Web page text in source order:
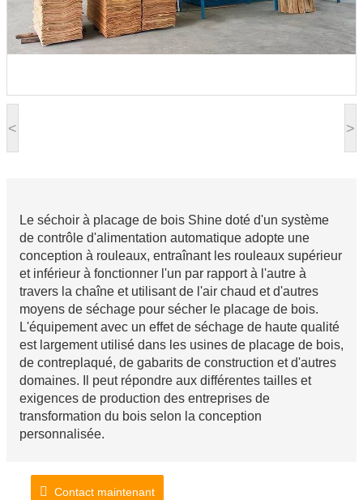
< >
Le séchoir à placage de bois Shine doté d'un système
de contrôle d'alimentation automatique adopte une
conception à rouleaux, entraînant les rouleaux supérieur
et inférieur à fonctionner l'un par rapport à l'autre à
travers la chaîne et utilisant de l'air chaud et d'autres
moyens de séchage pour sécher le placage de bois.
L'équipement avec un effet de séchage de haute qualité
est largement utilisé dans les usines de placage de bois,
de contreplaqué, de gabarits de construction et d'autres
domaines. Il peut répondre aux différentes tailles et
exigences de production des entreprises de
transformation du bois selon la conception
personnalisée.
Contact maintenant